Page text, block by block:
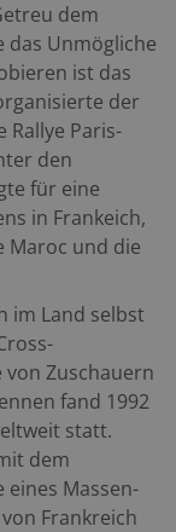
dem
das Unmögliche
ist das
der
Rallye Paris-
den
für eine
in Frankeich,
Maroc und die
im Land selbst
Zuschauern
fand 1992
statt.
dem
eines Massen-
Frankreich